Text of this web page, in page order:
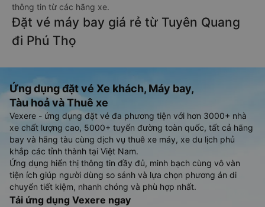
thông tin từ các hãng xe.
Đặt vé máy bay giá rẻ từ Tuyên Quang
đi Phú Thọ
Ứng dụng đặt vé Xe khách, Máy bay,
Tàu hoả và Thuê xe
Vexere - ứng dụng đặt vé đa phương tiện với hơn 3000+ nhà
xe chất lượng cao, 5000+ tuyến đường toàn quốc, tất cả hãng
bay và hãng tàu cùng dịch vụ thuê xe máy, xe du lịch phủ
khắp các tỉnh thành tại Việt Nam.
Ứng dụng hiển thị thông tin đầy đủ, minh bạch cùng vô vàn
tiện ích giúp người dùng so sánh và lựa chọn phương án di
chuyển tiết kiệm, nhanh chóng và phù hợp nhất.
Tải ứng dụng Vexere ngay